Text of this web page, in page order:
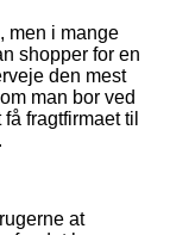
men i mange
shopper for en
den mest
man bor ved
fragtfirmaet til
at